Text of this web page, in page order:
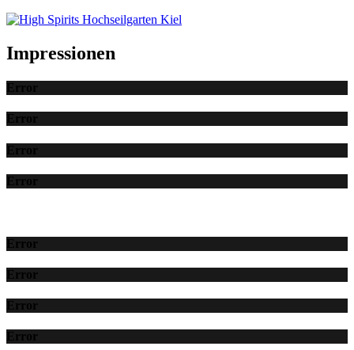
Impressionen
Error
Error
Error
Error
Error
Error
Error
Error